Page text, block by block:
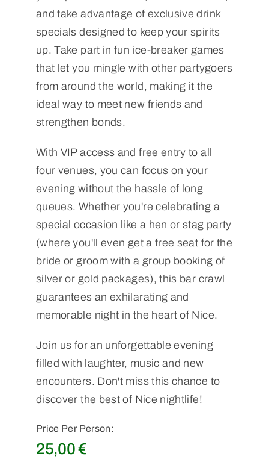
and take advantage of exclusive drink
specials designed to keep your spirits
up. Take part in fun ice-breaker games
that let you mingle with other partygoers
from around the world, making it the
ideal way to meet new friends and
strengthen bonds.
With VIP access and free entry to all
four venues, you can focus on your
evening without the hassle of long
queues. Whether you're celebrating a
special occasion like a hen or stag party
(where you'll even get a free seat for the
bride or groom with a group booking of
silver or gold packages), this bar crawl
guarantees an exhilarating and
memorable night in the heart of Nice.
Join us for an unforgettable evening
filled with laughter, music and new
encounters. Don't miss this chance to
discover the best of Nice nightlife!
Price Per Person:
25,00€